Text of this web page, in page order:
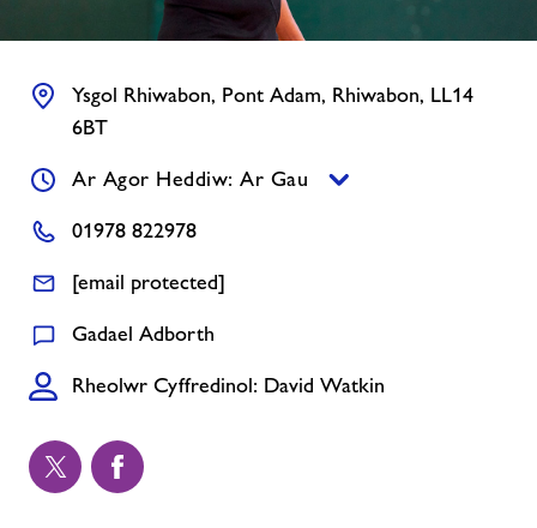
Aelodaeth
Newyddion
Cysylltwch â ni
Swyddi
Swyddi
Ynghylch Freedom Leisure
Ysgol Rhiwabon, Pont Adam, Rhiwabon, LL14
6BT
Ar Agor Heddiw: Ar Gau
01978 822978
[email protected]
Gadael Adborth
Rheolwr Cyffredinol: David Watkin